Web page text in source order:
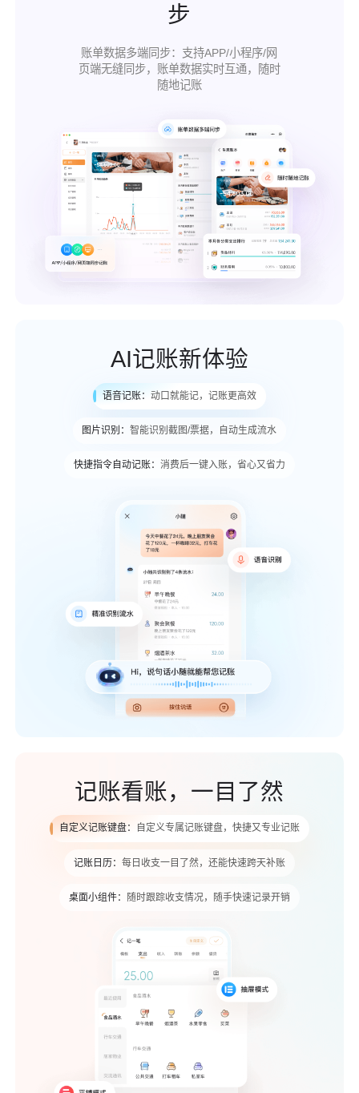
步
账单数据多端同步： 支持APP/小程序/网
页端无缝同步，账单数据实时互通，随时
随地记账
AI记账新体验
语音记账： 动口就能记，记账更高效
图片识别：智能识别截图/票据，自动生成流水
快捷指令自动记账： 消费后一键入账，省心又省力
记账看账，一目了然
自定义记账键盘： 自定义专属记账键盘，快捷又专业记账
记账日历： 每日收支一目了然，还能快速跨天补账
桌面小组件： 随时跟踪收支情况，随手快速记录开销